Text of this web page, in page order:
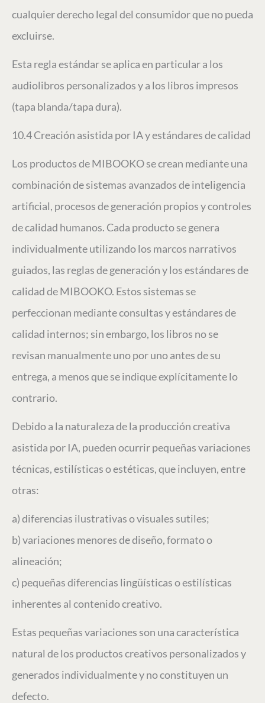
cualquier derecho legal del consumidor que no pueda
excluirse.
Esta regla estándar se aplica en particular a los
audiolibros personalizados y a los libros impresos
(tapa blanda/tapa dura).
10.4 Creación asistida por IA y estándares de calidad
Los productos de MIBOOKO se crean mediante una
combinación de sistemas avanzados de inteligencia
artificial, procesos de generación propios y controles
de calidad humanos. Cada producto se genera
individualmente utilizando los marcos narrativos
guiados, las reglas de generación y los estándares de
calidad de MIBOOKO. Estos sistemas se
perfeccionan mediante consultas y estándares de
calidad internos; sin embargo, los libros no se
revisan manualmente uno por uno antes de su
entrega, a menos que se indique explícitamente lo
contrario.
Debido a la naturaleza de la producción creativa
asistida por IA, pueden ocurrir pequeñas variaciones
técnicas, estilísticas o estéticas, que incluyen, entre
otras:
a) diferencias ilustrativas o visuales sutiles;
b) variaciones menores de diseño, formato o
alineación;
c) pequeñas diferencias lingüísticas o estilísticas
inherentes al contenido creativo.
Estas pequeñas variaciones son una característica
natural de los productos creativos personalizados y
generados individualmente y no constituyen un
defecto.